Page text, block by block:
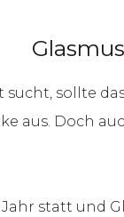
sollte
aus. Doch
statt und